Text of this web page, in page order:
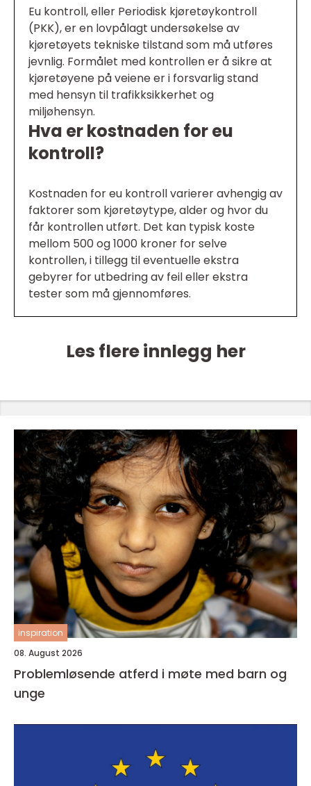
Eu kontroll, eller Periodisk kjøretøykontroll
(PKK), er en lovpålagt undersøkelse av
kjøretøyets tekniske tilstand som må utføres
jevnlig. Formålet med kontrollen er å sikre at
kjøretøyene på veiene er i forsvarlig stand
med hensyn til trafikksikkerhet og
miljøhensyn.
Hva er kostnaden for eu
kontroll?
Kostnaden for eu kontroll varierer avhengig av
faktorer som kjøretøytype, alder og hvor du
får kontrollen utført. Det kan typisk koste
mellom 500 og 1000 kroner for selve
kontrollen, i tillegg til eventuelle ekstra
gebyrer for utbedring av feil eller ekstra
tester som må gjennomføres.
Les flere innlegg her
inspiration
08. August 2026
Problemløsende atferd i møte med barn og
unge